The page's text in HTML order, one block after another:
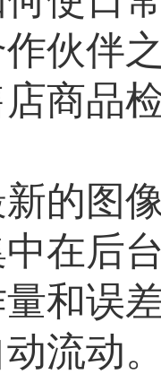
伙伴
商品
图像
在后
和误
流动